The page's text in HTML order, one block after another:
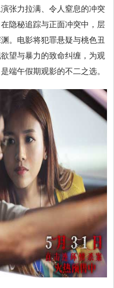
张力拉满、令人窒息的冲突
隐秘追踪与正面冲突中，层
。电影将犯罪悬疑与桃色丑
望与暴力的致命纠缠，为观
端午假期观影的不二之选。